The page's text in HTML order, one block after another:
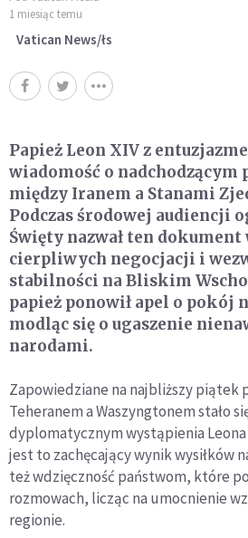
1 miesiąc temu
Vatican News/łs
Papież Leon XIV z
wiadomość o nadchodzącym
między Iranem a Stanami
Podczas środowej audiencji
Święty nazwał ten
cierpliwych negocjacji i
stabilności na Bliskim
papież ponowił apel o pokój
modląc się o ugaszenie
narodami.
Zapowiedziane na najbliższy piątek
Teheranem a Waszyngtonem stało
dyplomatycznym wystąpienia Leona
jest to zachęcający wynik wysiłków
też wdzięczność państwom, które
rozmowach, licząc na umocnienie
regionie.